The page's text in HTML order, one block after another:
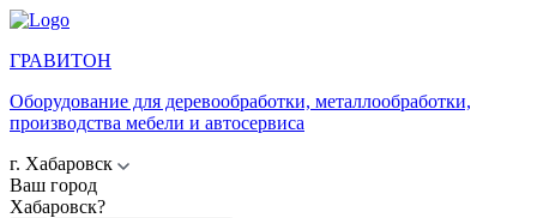
ГРАВИТОН
Оборудование для деревообработки, металлообработки,
производства мебели и автосервиса
г. Хабаровск
Ваш город
Хабаровск?